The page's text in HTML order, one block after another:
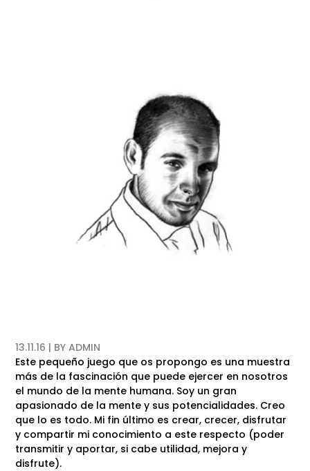
13.11.16 | BYADMIN
Este pequeño juego que os propongo es una muestra
más de la fascinación que puede ejercer en nosotros
el mundo de la mente humana. Soy un gran
apasionado de la mente y sus potencialidades. Creo
que lo es todo. Mi fin último es crear, crecer, disfrutar
y compartir mi conocimiento a este respecto (poder
transmitir y aportar, si cabe utilidad, mejora y
disfrute).